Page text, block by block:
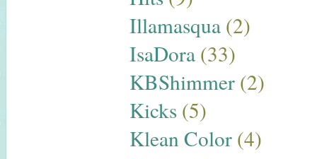
Illamasqua (2)
IsaDora (33)
KBShimmer (2)
Kicks (5)
Klean Color (4)